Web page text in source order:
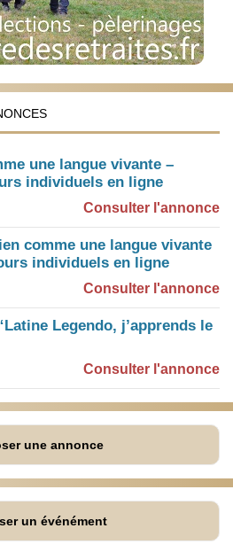
une langue vivante –
individuels en ligne
Consulter l'annonce
comme une langue vivante
individuels en ligne
Consulter l'annonce
Legendo, j’apprends le
Consulter l'annonce
une annonce
un événément